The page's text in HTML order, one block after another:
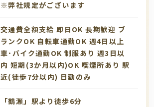
※弊社規定がございます
交通費全額支給 即日OK 長期歓迎 ブ
ランクOK 自転車通勤OK 週4日以上
車･バイク通勤OK 制服あり 週3日以
内 短期(3か月以内)OK 喫煙所あり 駅
近(徒歩7分以内) 日勤のみ
「鶴瀬」駅より徒歩6分